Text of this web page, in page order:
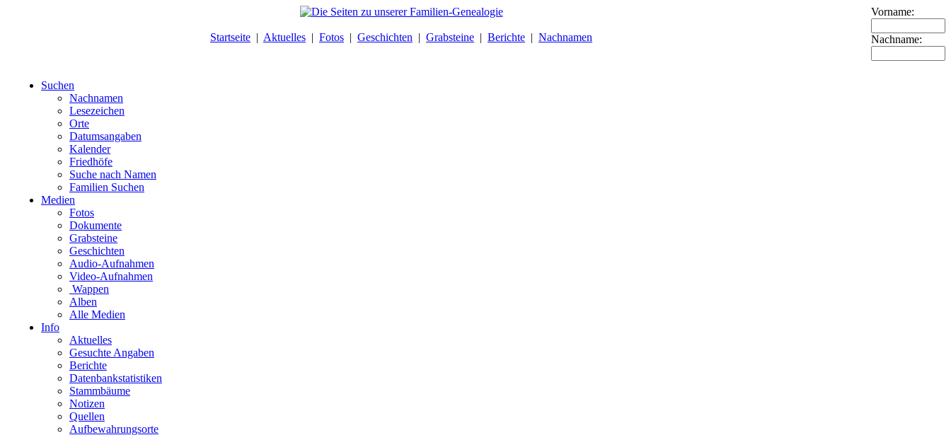
Startseite | Aktuelles | Fotos | Geschichten | Grabsteine | Berichte | Nachnamen
Vorname:
Nachname:
Suchen
Nachnamen
Lesezeichen
Orte
Datumsangaben
Kalender
Friedhöfe
Suche nach Namen
Familien Suchen
Medien
Fotos
Dokumente
Grabsteine
Geschichten
Audio-Aufnahmen
Video-Aufnahmen
Wappen
Alben
Alle Medien
Info
Aktuelles
Gesuchte Angaben
Berichte
Datenbankstatistiken
Stammbäume
Notizen
Quellen
Aufbewahrungsorte